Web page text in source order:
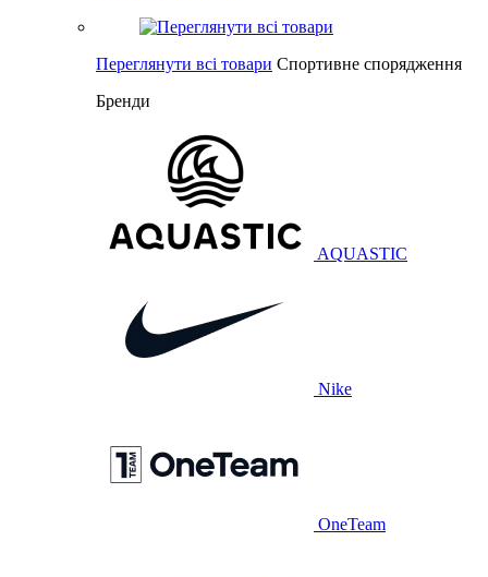
Переглянути всі товари Спортивне спорядження
Бренди
AQUASTIC
Nike
OneTeam